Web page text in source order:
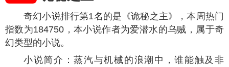
奇幻小说排行第1名的是《诡秘之主》，本周热门
指数为184750 ，本小说作者为爱潜水的乌贼，属于奇
幻类型的小说。
小说简介：蒸汽与机械的浪潮中，谁能触及非